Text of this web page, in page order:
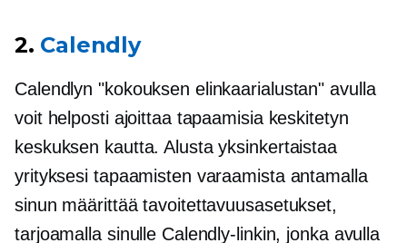
2. Calendly
Calendlyn "kokouksen elinkaarialustan" avulla
voit helposti ajoittaa tapaamisia keskitetyn
keskuksen kautta. Alusta yksinkertaistaa
yrityksesi tapaamisten varaamista antamalla
sinun määrittää tavoitettavuusasetukset,
tarjoamalla sinulle Calendly-linkin, jonka avulla